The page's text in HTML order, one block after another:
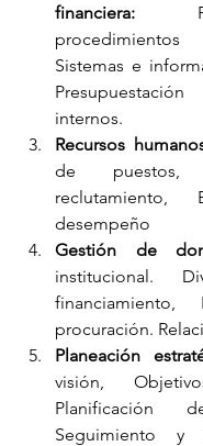
financiera:
procedimientos
Sistemas e
internos.
Recursos
de puestos,
reclutamiento,
desempeño
Gestión de
institucional.
financiamiento,
procuración.
Planeación
visión,
Planificación
Seguimiento y